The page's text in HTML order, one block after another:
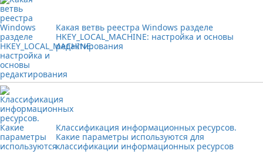
Какая ветвь реестра Windows разделе
HKEY_LOCAL_MACHINE: настройка и основы
редактирования
Классификация информационных ресурсов.
Какие параметры используются для
классификации информационных ресурсов